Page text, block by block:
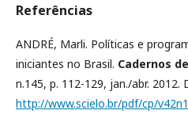
Referências
ANDRÉ, Marli. Políticas e
iniciantes no Brasil. Cadernos
n.145, p. 112-129, jan./abr. 2012.
http://www.scielo.br/pdf/cp/